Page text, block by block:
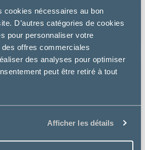
cookies nécessaires au bon
D’autres catégories de cookies
pour personnaliser votre
offres commerciales
des analyses pour optimiser
peut être retiré à tout
Afficher les détails
SAC 15 KG - PERLINETTE
79.99 €